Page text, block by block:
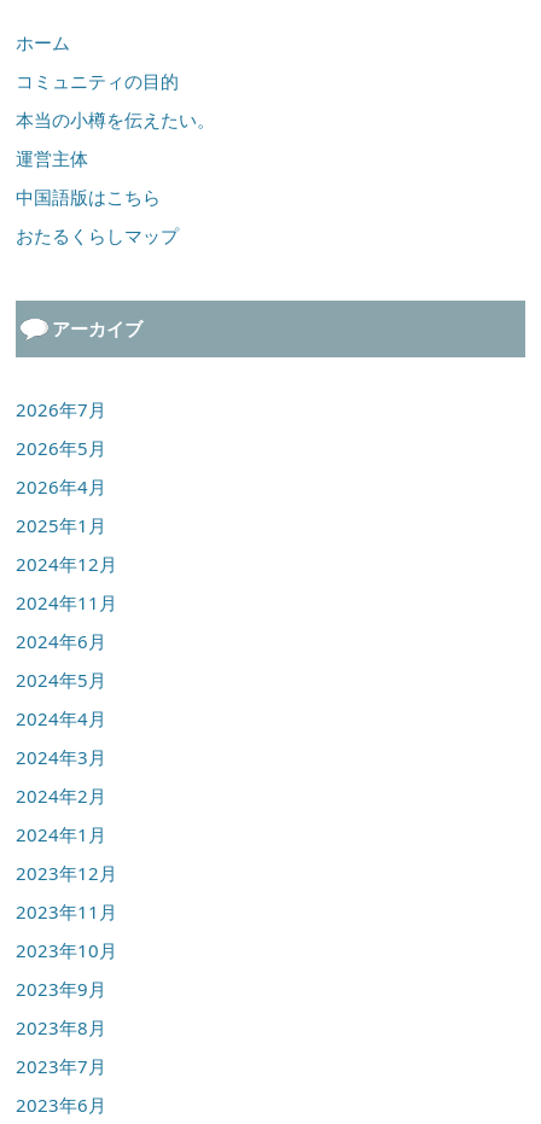
ホーム
コミュニティの目的
本当の小樽を伝えたい。
運営主体
中国語版はこちら
おたるくらしマップ
アーカイブ
2026年7月
2026年5月
2026年4月
2025年1月
2024年12月
2024年11月
2024年6月
2024年5月
2024年4月
2024年3月
2024年2月
2024年1月
2023年12月
2023年11月
2023年10月
2023年9月
2023年8月
2023年7月
2023年6月